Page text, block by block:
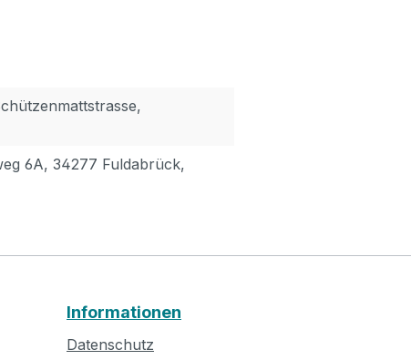
6A, 34277 Fuldabrück,
Informationen
Datenschutz